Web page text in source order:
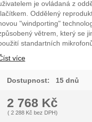
je ovládaná z
Oddělený
"windporting"
větrem, který se
standartních
více
Dostupnost: 15 dnů
2 768 Kč
(2 288 Kč bez DPH)